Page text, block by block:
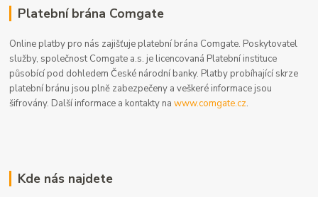
Platební brána Comgate
Online platby pro nás zajišťuje platební brána Comgate. Poskytovatel
služby, společnost Comgate a.s. je licencovaná Platební instituce
působící pod dohledem České národní banky. Platby probíhající skrze
platební bránu jsou plně zabezpečeny a veškeré informace jsou
šifrovány. Další informace a kontakty nawww.comgate.cz.
Kde nás najdete